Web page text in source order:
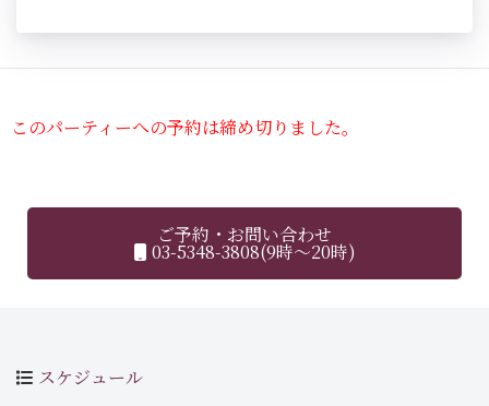
このパーティーへの予約は締め切りました。
ご予約・お問い合わせ
03-5348-3808(9時～20時)
スケジュール